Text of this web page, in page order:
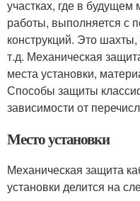
участках, где в
работы, выполняется с
конструкций. Это
т.д. Механическая
места установки,
Способы защиты
зависимости от
Место установки
Механическая защита
установки делится на